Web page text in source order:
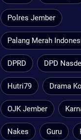
Polres Jember
Palang Merah
DPRD DPD
Hutri79 Drama
OJK Jember
Nakes Guru